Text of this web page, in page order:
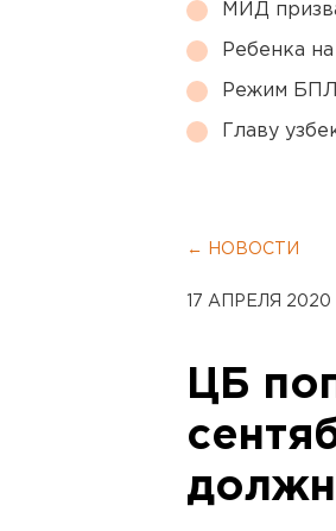
МИД
Ребенка
Режим
Главу
← НОВОСТИ
17 АПРЕЛЯ 2020
ЦБ